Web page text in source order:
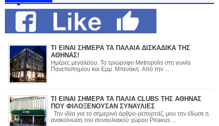
ΤΙ ΕΙΝΑΙ ΣΗΜΕΡΑ ΤΑ ΠΑΛΑΙΑ ΔΙΣΚΑΔΙΚΑ ΤΗΣ
ΑΘΗΝΑΣ!
Ημέρες μεγαλείου. Το τριώροφο Metropolis στη γωνία
Πανεπιστημίου και Εμμ. Μπενάκη. Από την ...
ΤΙ ΕΙΝΑΙ ΣΗΜΕΡΑ ΤΑ ΠΑΛΙΑ CLUBS ΤΗΣ ΑΘΗΝΑΣ
ΠΟΥ ΦΙΛΟΞΕΝΟΥΣΑΝ ΣΥΝΑΥΛΙΕΣ
Την ιδέα για το σημερινό άρθρο-ρεπορτάζ, μου την έδωσε η
ανακοίνωση του συναυλιακού χώρου Piraeus ...